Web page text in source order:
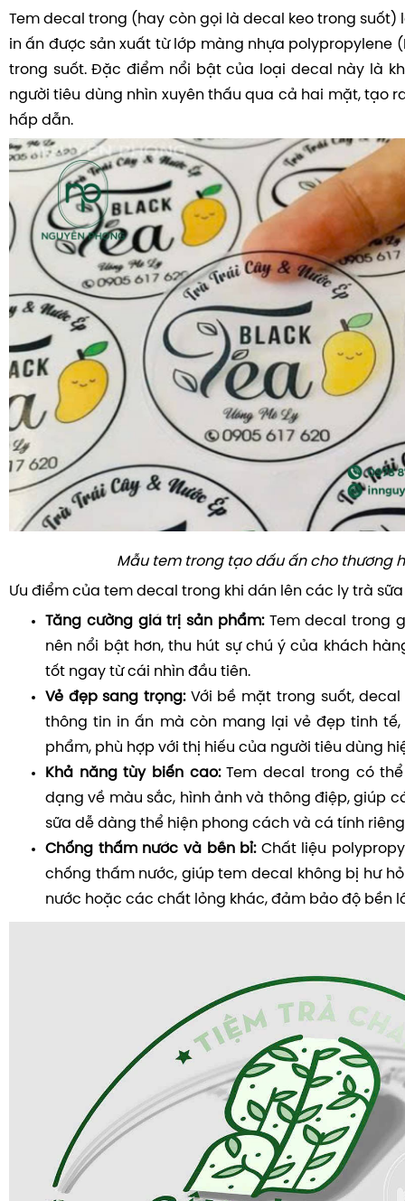
Tem decal trong (hay còn gọi là decal keo trong suốt)
in ấn được sản xuất từ lớp màng nhựa polypropylene
trong suốt. Đặc điểm nổi bật của loại decal này là
người tiêu dùng nhìn xuyên thấu qua cả hai mặt, tạo
hấp dẫn.
Mẫu tem trong tạo dấu ấn cho thương
Ưu điểm của tem decal trong khi dán lên các ly trà
Tăng cường giá trị sản phẩm:Tem decal trong
nên nổi bật hơn, thu hút sự chú ý của khách
tốt ngay từ cái nhìn đầu tiên.
Vẻ đẹp sang trọng:Với bề mặt trong suốt, decal
thông tin in ấn mà còn mang lại vẻ đẹp tinh
phẩm, phù hợp với thị hiếu của người tiêu dùng
Khả năng tùy biến cao:Tem decal trong có
dạng về màu sắc, hình ảnh và thông điệp, giúp
sữa dễ dàng thể hiện phong cách và cá tính
Chống thấm nước và bền bỉ:Chất liệu
chống thấm nước, giúp tem decal không bị hư
nước hoặc các chất lỏng khác, đảm bảo độ bền